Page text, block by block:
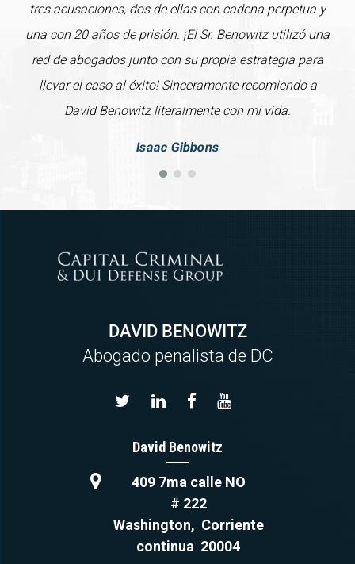
tres acusaciones, dos de ellas con cadena perpetua y
una con 20 años de prisión. ¡El Sr. Benowitz utilizó una
red de abogados junto con su propia estrategia para
llevar el caso al éxito! Sinceramente recomiendo a
David Benowitz literalmente con mi vida.
Isaac Gibbons
DAVID BENOWITZ
Abogado penalista de DC
David Benowitz
409 7ma calle NO
# 222
Washington, Corriente
continua 20004